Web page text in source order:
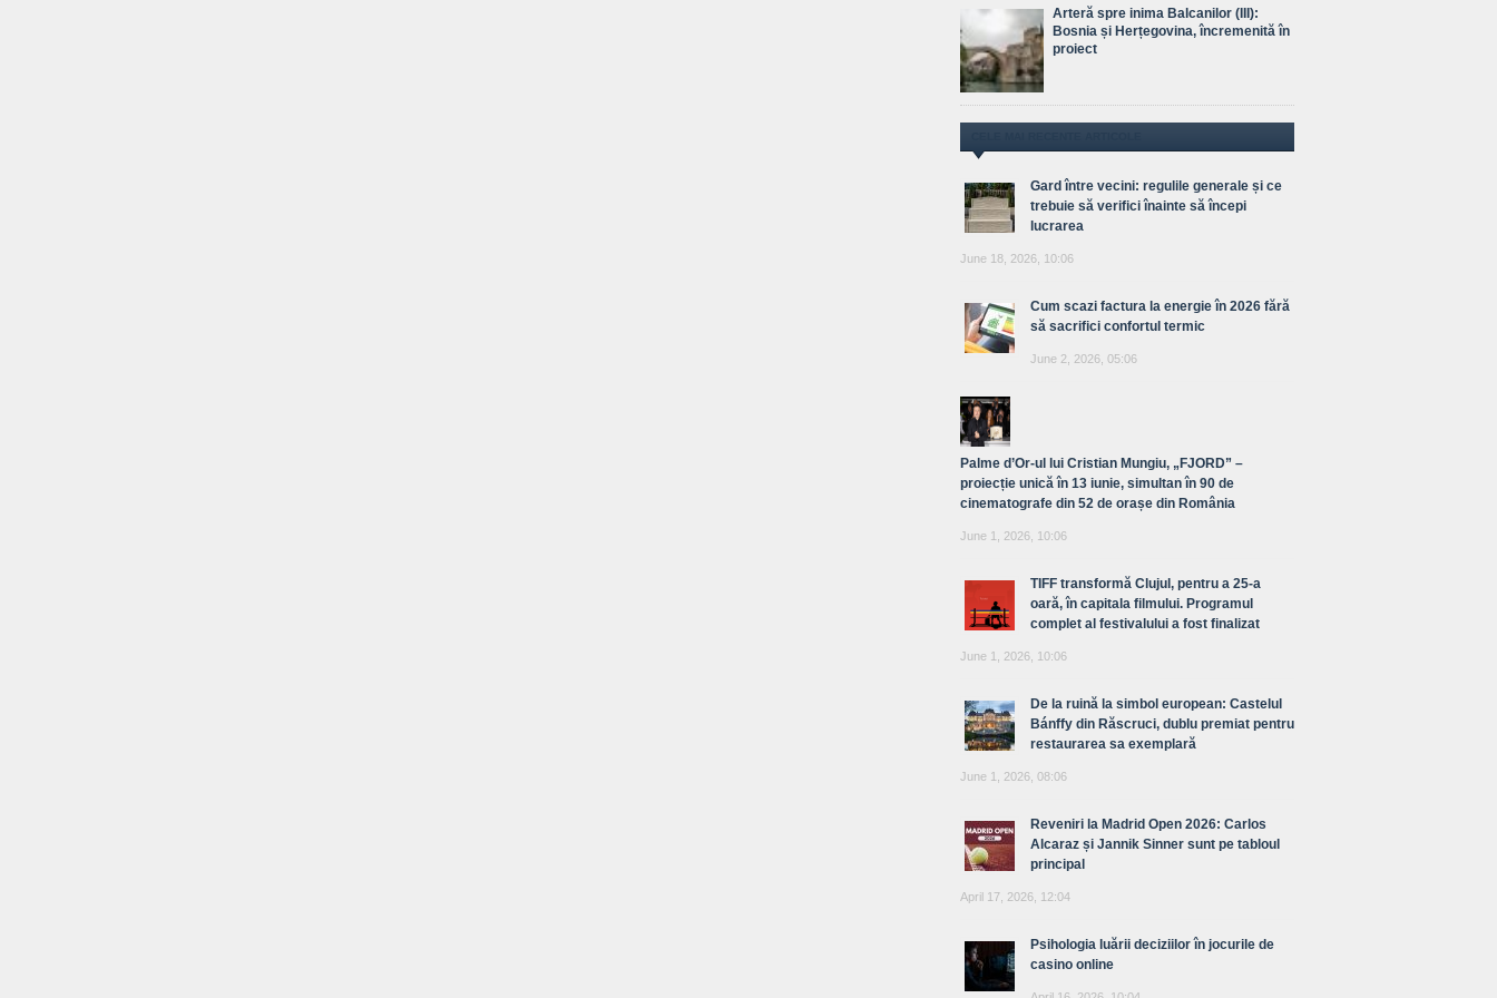
Arteră spre inima Balcanilor (III):
Bosnia și Herțegovina, încremenită în
proiect
Gard între vecini: regulile generale și ce
trebuie să verifici înainte să începi
lucrarea
June 18, 2026, 10:06
Cum scazi factura la energie în 2026 fără
să sacrifici confortul termic
June 2, 2026, 05:06
Palme d’Or-ul lui Cristian Mungiu, „FJORD” –
proiecție unică în 13 iunie, simultan în 90 de
cinematografe din 52 de orașe din România
June 1, 2026, 10:06
TIFF transformă Clujul, pentru a 25-a
oară, în capitala filmului. Programul
complet al festivalului a fost finalizat
June 1, 2026, 10:06
De la ruină la simbol european: Castelul
Bánffy din Răscruci, dublu premiat pentru
restaurarea sa exemplară
June 1, 2026, 08:06
Reveniri la Madrid Open 2026: Carlos
Alcaraz și Jannik Sinner sunt pe tabloul
principal
April 17, 2026, 12:04
Psihologia luării deciziilor în jocurile de
casino online